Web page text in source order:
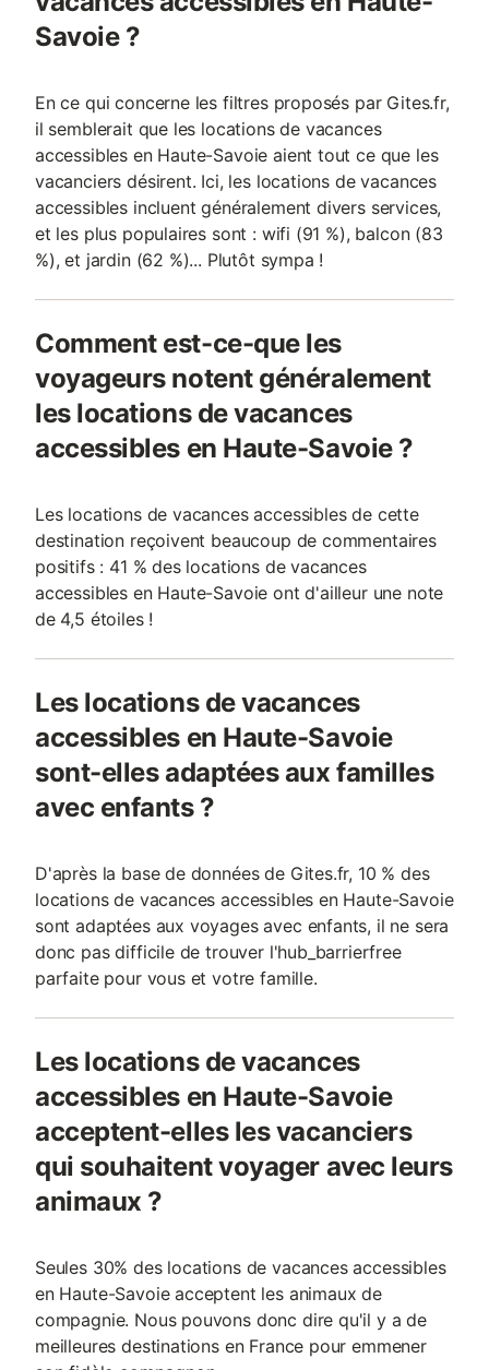
Savoie ?
En ce qui concerne les filtres proposés par Gites.fr,
il semblerait que les locations de vacances
accessibles en Haute-Savoie aient tout ce que les
vacanciers désirent. Ici, les locations de vacances
accessibles incluent généralement divers services,
et les plus populaires sont : wifi (91 %), balcon (83
%), et jardin (62 %)... Plutôt sympa !
Comment est-ce-que les
voyageurs notent généralement
les locations de vacances
accessibles en Haute-Savoie ?
Les locations de vacances accessibles de cette
destination reçoivent beaucoup de commentaires
positifs : 41 % des locations de vacances
accessibles en Haute-Savoie ont d'ailleur une note
de 4,5 étoiles !
Les locations de vacances
accessibles en Haute-Savoie
sont-elles adaptées aux familles
avec enfants ?
D'après la base de données de Gites.fr, 10 % des
locations de vacances accessibles en Haute-Savoie
sont adaptées aux voyages avec enfants, il ne sera
donc pas difficile de trouver l'hub_barrierfree
parfaite pour vous et votre famille.
Les locations de vacances
accessibles en Haute-Savoie
acceptent-elles les vacanciers
qui souhaitent voyager avec leurs
animaux ?
Seules 30% des locations de vacances accessibles
en Haute-Savoie acceptent les animaux de
compagnie. Nous pouvons donc dire qu'il y a de
meilleures destinations en France pour emmener